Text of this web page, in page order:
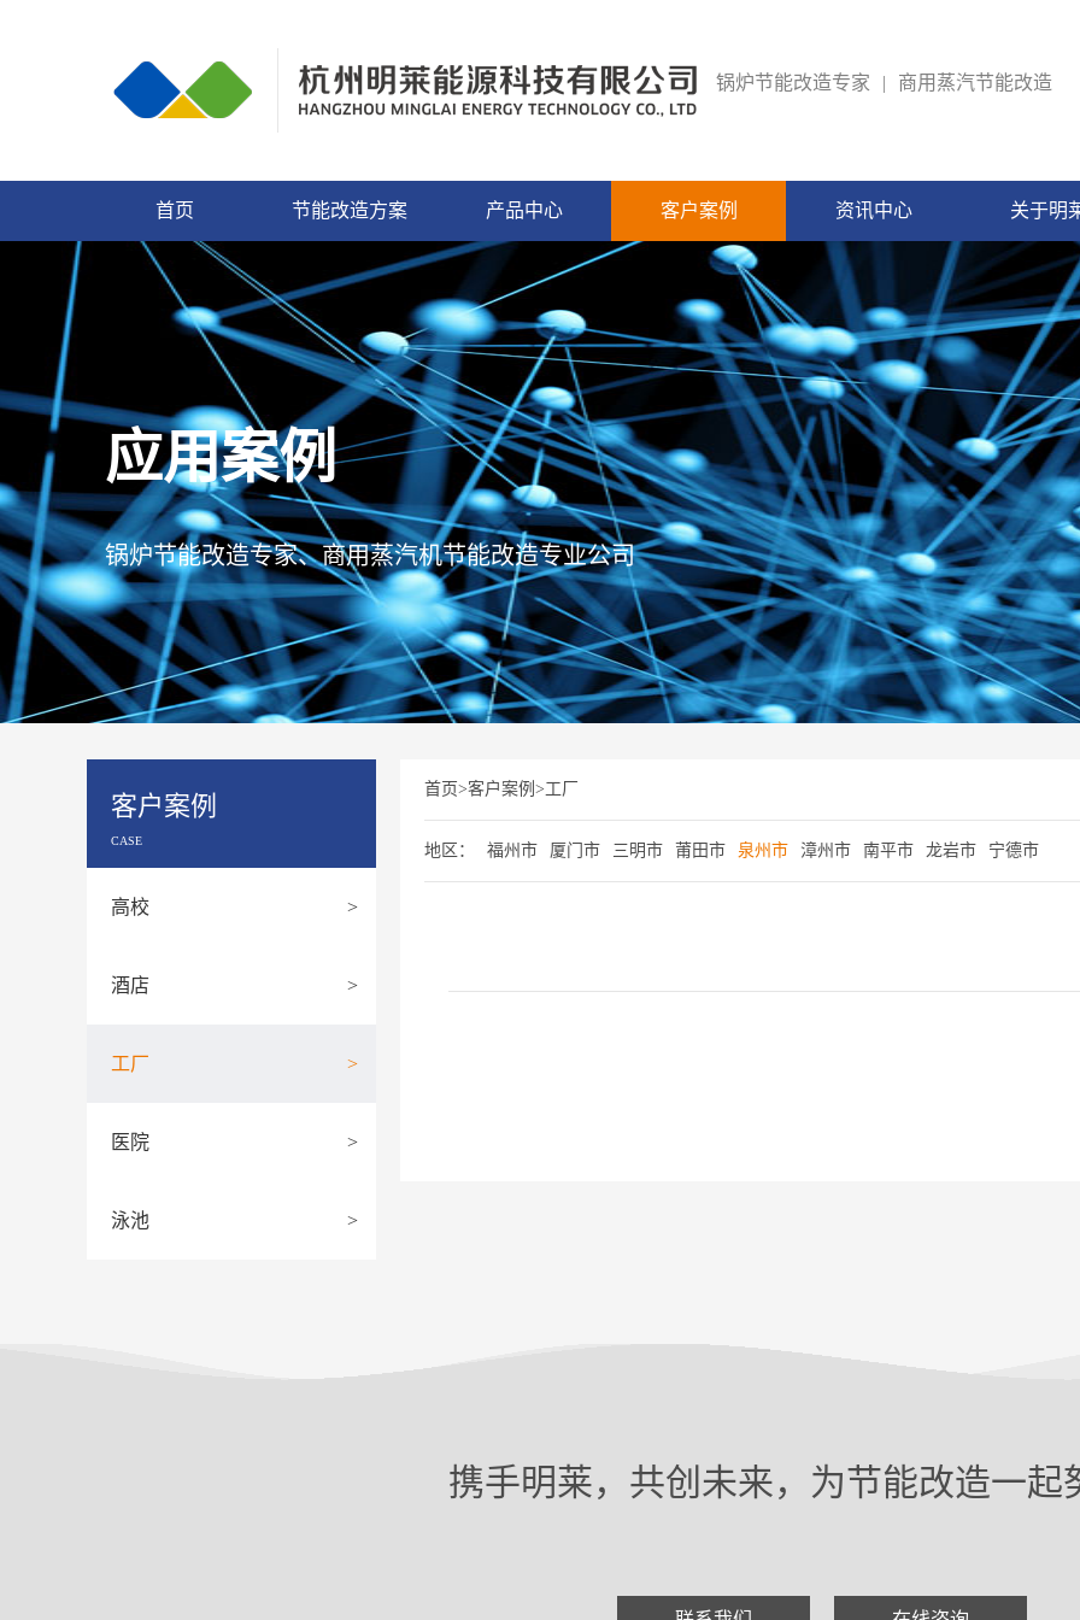
锅炉节能改造专家 | 商用蒸汽节能改造
首页 节能改造方案 产品中心 客户案例 资讯中心 关于明
应用案例
锅炉节能改造专家、商用蒸汽机节能改造专业公司
客户案例
CASE
高校 >
酒店 >
工厂 >
医院 >
泳池 >
首页>客户案例 >工厂
地区： 福州市 厦门市 三明市 莆田市 泉州市 漳州市 南平市 龙岩市 宁德市
携手明莱，共创未来，为节能改造一起